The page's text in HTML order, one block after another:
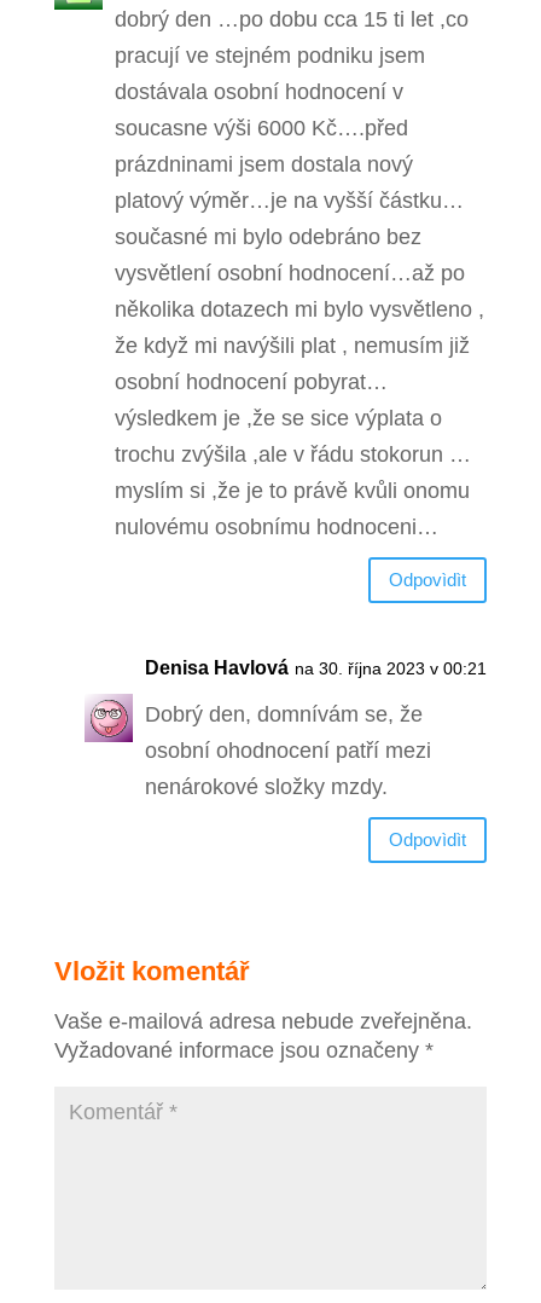
dobrý den …po dobu cca 15 ti let ,co
pracují ve stejném podniku jsem
dostávala osobní hodnocení v
soucasne výši 6000 Kč….před
prázdninami jsem dostala nový
platový výměr…je na vyšší částku…
současné mi bylo odebráno bez
vysvětlení osobní hodnocení…až po
několika dotazech mi bylo vysvětleno ,
že když mi navýšili plat , nemusím již
osobní hodnocení pobyrat…
výsledkem je ,že se sice výplata o
trochu zvýšila ,ale v řádu stokorun …
myslím si ,že je to právě kvůli onomu
nulovému osobnímu hodnoceni…
Odpovìdìt
Denisa Havlová na 30. října 2023 v 00:21
Dobrý den, domnívám se, že
osobní ohodnocení patří mezi
nenárokové složky mzdy.
Odpovìdìt
Vložit komentář
Vaše e-mailová adresa nebude zveřejněna.
Vyžadované informace jsou označeny *